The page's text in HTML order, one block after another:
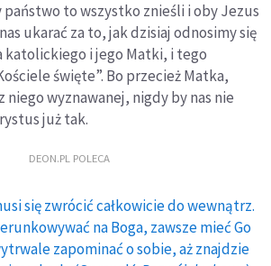
to wszystko znieśli i oby Jezus
ukarać za to, jak dzisiaj odnosimy się
katolickiego i jego Matki, i tego
święte”. Bo przecież Matka,
wyznawanej, nigdy by nas nie
już tak.
DEON.PL POLECA
się zwrócić całkowicie do wewnątrz.
na Boga, zawsze mieć Go
zapominać o sobie, aż znajdzie